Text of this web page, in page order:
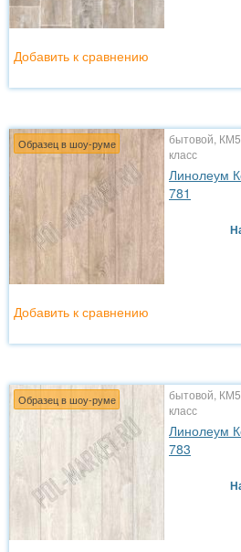
Добавить к сравнению
Образец в шоу-руме
бытовой,
класс
Линолеум
781
Добавить к сравнению
Образец в шоу-руме
бытовой,
класс
Линолеум
783